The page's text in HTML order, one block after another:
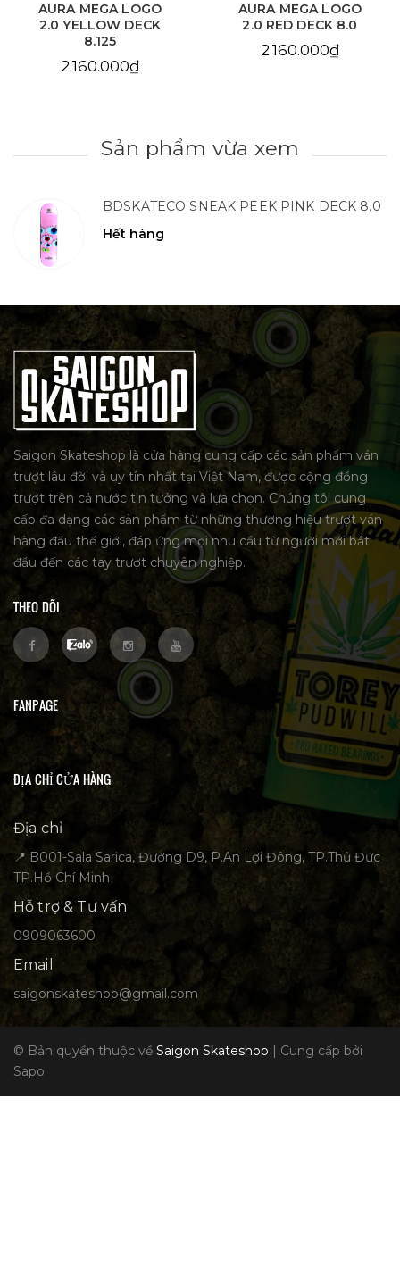
AURA MEGA LOGO
2.0 RED DECK 8.0
2.160.000₫
AURA CHAIN EYE
LOVE SKY BLUE DECK
8.125
Sản phẩm vừa xem
BDSKATECO SNEAK PEEK PINK DECK 8.0
Hết hàng
Saigon Skateshop là cửa hàng cung cấp các sản phẩm ván
trượt lâu đời và uy tín nhất tại Việt Nam, được cộng đồng
trượt trên cả nước tin tưởng và lựa chọn. Chúng tôi cung
cấp đa dạng các sản phẩm từ những thương hiệu trượt ván
hàng đầu thế giới, đáp ứng mọi nhu cầu từ người mới bắt
đầu đến các tay trượt chuyên nghiệp.
THEO DÕI
FANPAGE
ĐỊA CHỈ CỬA HÀNG
Địa chỉ
📍 B001-Sala Sarica, Đường D9, P.An Lợi Đông, TP.Thủ Đức
TP.Hồ Chí Minh
Hỗ trợ & Tư vấn
0909063600
Email
saigonskateshop@gmail.com
© Bản quyền thuộc về Saigon Skateshop | Cung cấp bởi
Sapo